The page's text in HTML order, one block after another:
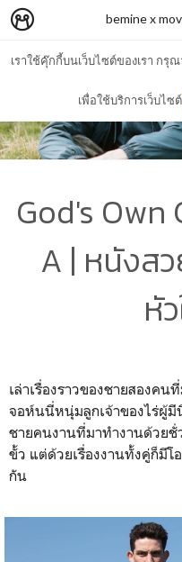
เราใช้คุ๊กกี้บนเว็บไซต์ของเรา กรุ
เพื่อใช้บริการเว็บไซต์
bemine x
God's Own
A | หนังส
หั
เล่าเรื่องราวของชายสองค
จอห์นนี่หนุ่มลูกเจ้าของไร่ผู้มี
ชายคนงานที่มาทำงานด้วย
ขั้ว แต่ด้วยเรื่องงานทั้งคู่ก็มีโ
กัน